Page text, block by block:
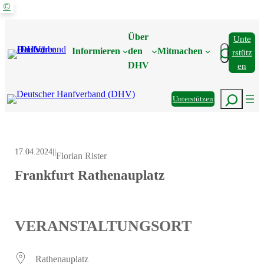
Zum
Informieren
Über
den
DHV
Mitmachen Suchen
Unte
Rstütz
En
UnterstützenSuchen
©
17.04.2024||Florian Rister
Frankfurt Rathenauplatz
VERANSTALTUNGSORT
Rathenauplatz